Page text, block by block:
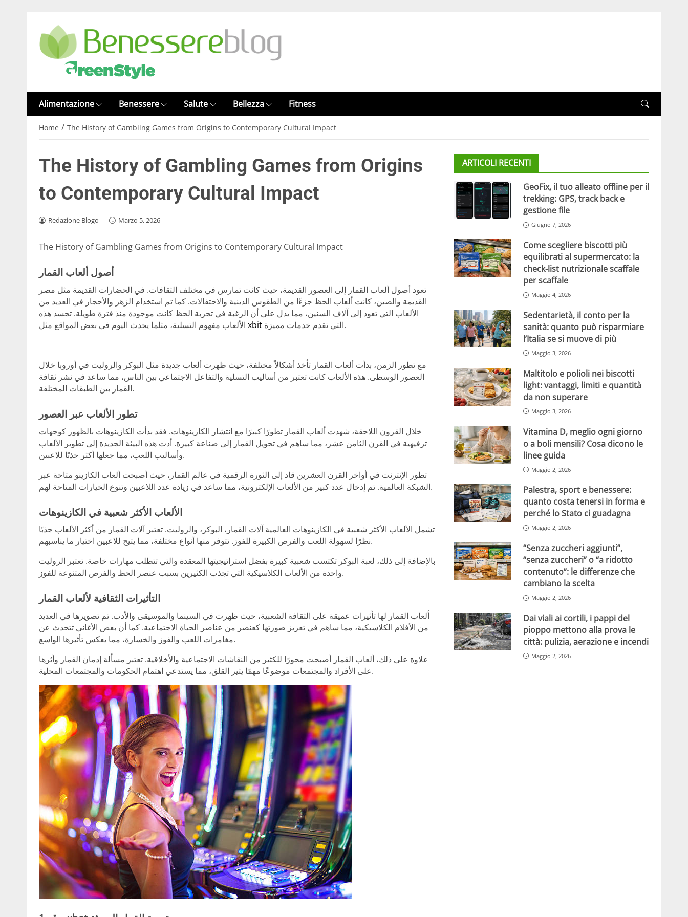
Alimentazione Benessere Salute Bellezza Fitness
Home / The History of Gambling Games from Origins to Contemporary Cultural Impact
The History of Gambling Games from Origins
to Contemporary Cultural Impact
Redazione Blogo - Marzo 5, 2026
The History of Gambling Games from Origins to Contemporary Cultural Impact
أصول ألعاب القمار
تعود أصول ألعاب القمار إلى العصور القديمة، حيث كانت تمارس في مختلف الثقافات. في الحضارات القديمة مثل مصر
القديمة والصين، كانت ألعاب الحظ جزءًا من الطقوس الدينية والاحتفالات. كما تم استخدام الزهر والأحجار في العديد من
الألعاب التي تعود إلى آلاف السنين، مما يدل على أن الرغبة في تجربة الحظ كانت موجودة منذ فترة طويلة. تجسد هذه
xbit التي تقدم خدمات مميزة.
مع تطور الزمن، بدأت ألعاب القمار تأخذ أشكالاً مختلفة، حيث ظهرت ألعاب جديدة مثل البوكر والروليت في أوروبا خلال
العصور الوسطى. هذه الألعاب كانت تعتبر من أساليب التسلية والتفاعل الاجتماعي بين الناس، مما ساعد في نشر ثقافة
القمار بين الطبقات المختلفة.
تطور الألعاب عبر العصور
خلال القرون اللاحقة، شهدت ألعاب القمار تطورًا كبيرًا مع انتشار الكازينوهات. فقد بدأت الكازينوهات بالظهور كوجهات
ترفيهية في القرن الثامن عشر، مما ساهم في تحويل القمار إلى صناعة كبيرة. أدت هذه البيئة الجديدة إلى تطوير الألعاب
وأساليب اللعب، مما جعلها أكثر جذبًا للاعبين.
تطور الإنترنت في أواخر القرن العشرين قاد إلى الثورة الرقمية في عالم القمار، حيث أصبحت ألعاب الكازينو متاحة عبر
الشبكة العالمية. تم إدخال عدد كبير من الألعاب الإلكترونية، مما ساعد في زيادة عدد اللاعبين وتنوع الخيارات المتاحة لهم.
الألعاب الأكثر شعبية في الكازينوهات
تشمل الألعاب الأكثر شعبية في الكازينوهات العالمية آلات القمار، البوكر، والروليت. تعتبر آلات القمار من أكثر الألعاب جذبًا
نظرًا لسهولة اللعب والفرص الكبيرة للفوز. تتوفر منها أنواع مختلفة، مما يتيح للاعبين اختيار ما يناسبهم.
بالإضافة إلى ذلك، لعبة البوكر تكتسب شعبية كبيرة بفضل استراتيجيتها المعقدة والتي تتطلب مهارات خاصة. تعتبر الروليت
واحدة من الألعاب الكلاسيكية التي تجذب الكثيرين بسبب عنصر الحظ والفرص المتنوعة للفوز.
التأثيرات الثقافية لألعاب القمار
ألعاب القمار لها تأثيرات عميقة على الثقافة الشعبية، حيث ظهرت في السينما والموسيقى والأدب. تم تصويرها في العديد
من الأفلام الكلاسيكية، مما ساهم في تعزيز صورتها كعنصر من عناصر الحياة الاجتماعية. كما أن بعض الأغاني تتحدث عن
مغامرات اللعب والفوز والخسارة، مما يعكس تأثيرها الواسع.
علاوة على ذلك، ألعاب القمار أصبحت محورًا للكثير من النقاشات الاجتماعية والأخلاقية. تعتبر مسألة إدمان القمار وأثرها
على الأفراد والمجتمعات موضوعًا مهمًا يثير القلق، مما يستدعي اهتمام الحكومات والمجتمعات المحلية.
ARTICOLI RECENTI
GeoFix, il tuo alleato offline per il
trekking: GPS, track back e
gestione file
Giugno 7, 2026
Come scegliere biscotti più
equilibrati al supermercato: la
check-list nutrizionale scaffale
per scaffale
Maggio 4, 2026
Sedentarietà, il conto per la
sanità: quanto può risparmiare
l’Italia se si muove di più
Maggio 3, 2026
Maltitolo e polioli nei biscotti
light: vantaggi, limiti e quantità
da non superare
Maggio 3, 2026
Vitamina D, meglio ogni giorno
o a boli mensili? Cosa dicono le
linee guida
Maggio 2, 2026
Palestra, sport e benessere:
quanto costa tenersi in forma e
perché lo Stato ci guadagna
Maggio 2, 2026
“Senza zuccheri aggiunti”,
“senza zuccheri” o “a ridotto
contenuto”: le differenze che
cambiano la scelta
Maggio 2, 2026
Dai viali ai cortili, i pappi del
pioppo mettono alla prova le
città: pulizia, aerazione e incendi
Maggio 2, 2026